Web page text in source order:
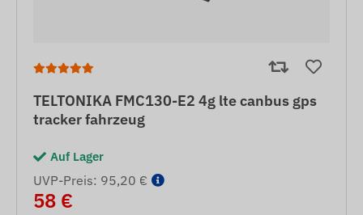
TELTONIKA FMC130-E2 4g lte canbus gps
tracker fahrzeug
Auf Lager
UVP-Preis: 95,20 €
58 €